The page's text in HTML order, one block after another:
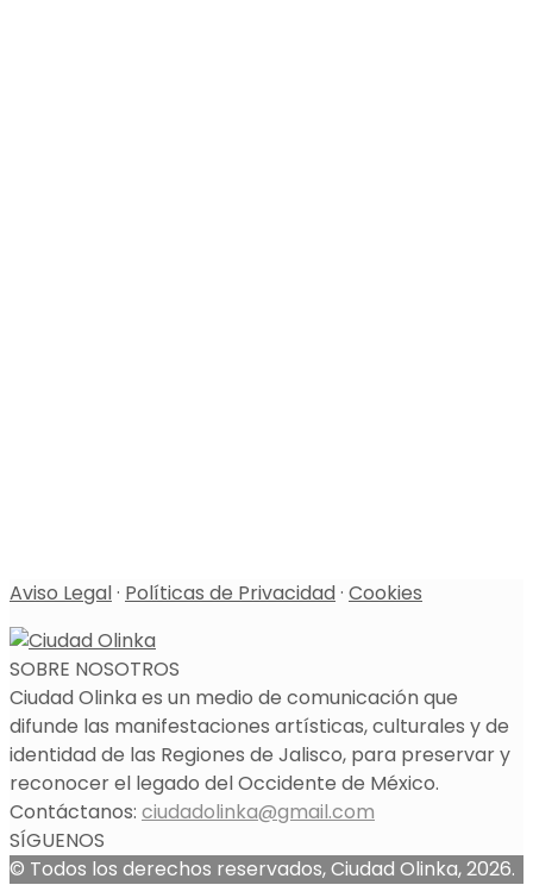
Aviso Legal· Políticas de Privacidad· Cookies
SOBRE NOSOTROS
Ciudad Olinka es un medio de comunicación que
difunde las manifestaciones artísticas, culturales y de
identidad de las Regiones de Jalisco, para preservar y
reconocer el legado del Occidente de México.
Contáctanos: ciudadolinka@gmail.com
SÍGUENOS
© Todos los derechos reservados, Ciudad Olinka, 2026.